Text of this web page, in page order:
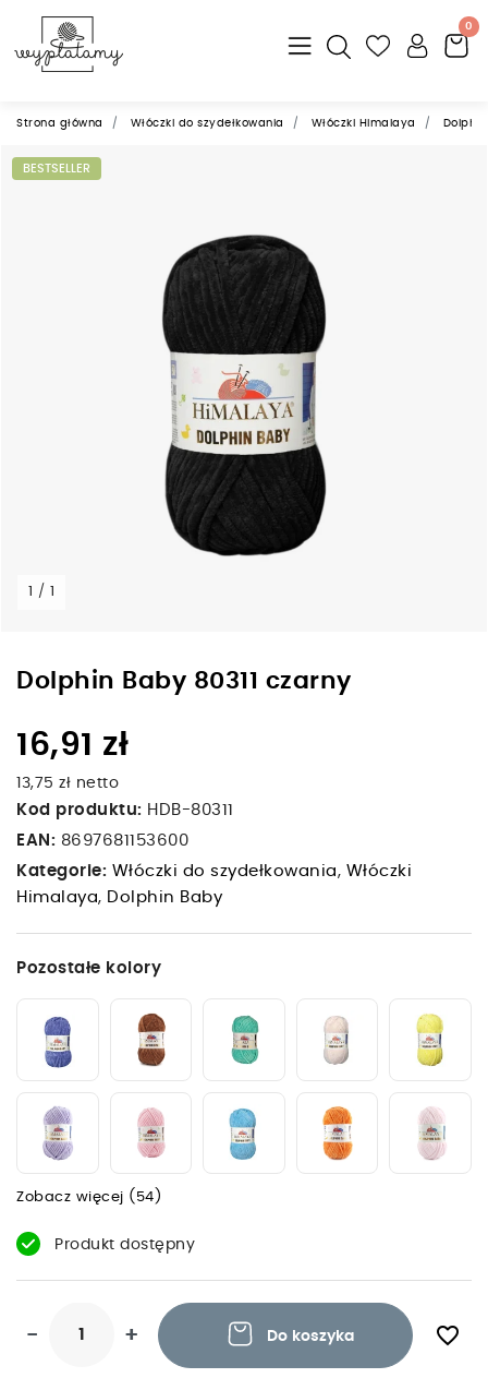
0
Strona główna Włóczki do szydełkowania Włóczki Himalaya
BESTSELLER
1 / 1
Dolphin Baby 80311 czarny
16,91 zł
13,75 zł netto
Kod produktu: HDB-80311
EAN: 8697681153600
Kategorie: Włóczki do szydełkowania, Włóczki
Himalaya, Dolphin Baby
Pozostałe kolory
Zobacz więcej (54)
Produkt dostępny
- + Do koszyka favorite_border